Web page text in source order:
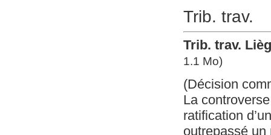
Trib. trav.
Trib. trav.
1.1 Mo)
(Décision
La
ratification
outrepassé